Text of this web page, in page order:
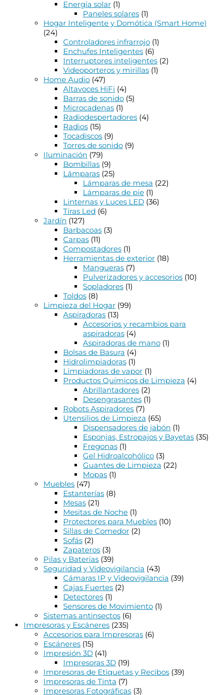
Energía solar (1)
Paneles solares (1)
Hogar Inteligente y Domótica (Smart Home)
(24)
Controladores infrarrojo (1)
Enchufes Inteligentes (6)
Interruptores inteligentes (2)
Videoporteros y mirillas (1)
Home Audio (47)
Altavoces HiFi (4)
Barras de sonido (5)
Microcadenas (1)
Radiodespertadores (4)
Radios (15)
Tocadiscos (9)
Torres de sonido (9)
Iluminación (79)
Bombillas (9)
Lámparas (25)
Lámparas de mesa (22)
Lámparas de pie (1)
Linternas y Luces LED (36)
Tiras Led (6)
Jardín (127)
Barbacoas (3)
Carpas (11)
Compostadores (1)
Herramientas de exterior (18)
Mangueras (7)
Pulverizadores y accesorios (10)
Sopladores (1)
Toldos (8)
Limpieza del Hogar (99)
Aspiradoras (13)
Accesorios y recambios para
aspiradoras (4)
Aspiradoras de mano (1)
Bolsas de Basura (4)
Hidrolimpiadoras (1)
Limpiadoras de vapor (1)
Productos Químicos de Limpieza (4)
Abrillantadores (2)
Desengrasantes (1)
Robots Aspiradores (7)
Utensilios de Limpieza (65)
Dispensadores de jabón (1)
Esponjas, Estropajos y Bayetas (35)
Fregonas (1)
Gel Hidroalcohólico (3)
Guantes de Limpieza (22)
Mopas (1)
Muebles (47)
Estanterías (8)
Mesas (21)
Mesitas de Noche (1)
Protectores para Muebles (10)
Sillas de Comedor (2)
Sofás (2)
Zapateros (3)
Pilas y Baterías (39)
Seguridad y Videovigilancia (43)
Cámaras IP y Videovigilancia (39)
Cajas Fuertes (2)
Detectores (1)
Sensores de Movimiento (1)
Sistemas antinsectos (6)
Impresoras y Escáneres (235)
Accesorios para Impresoras (6)
Escáneres (15)
Impresión 3D (41)
Impresoras 3D (19)
Impresoras de Etiquetas y Recibos (39)
Impresoras de Tinta (7)
Impresoras Fotográficas (3)